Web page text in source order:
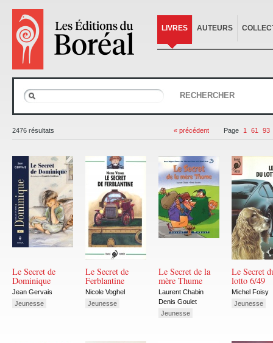
LIVRES AUTEURS
RECHERCHER
2476 résultats « précédent Page 1 61 93
Le Secret de
Dominique
Jean Gervais
Jeunesse
Le Secret de
Ferblantine
Nicole Voghel
Jeunesse
Le Secret de la
mère Thume
Laurent Chabin
Denis Goulet
Jeunesse
Le Secret
lotto 6/49
Michel Foisy
Jeunesse